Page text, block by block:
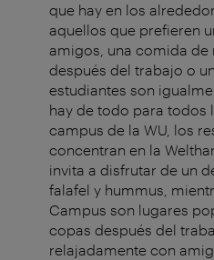
que hay en los
aquellos que prefieren
amigos, una comida de
después del trabajo o
estudiantes son
hay de todo para todos
campus de la WU, los
concentran en la
invita a disfrutar de un
falafel y hummus,
Campus son lugares
copas después del
relajadamente con